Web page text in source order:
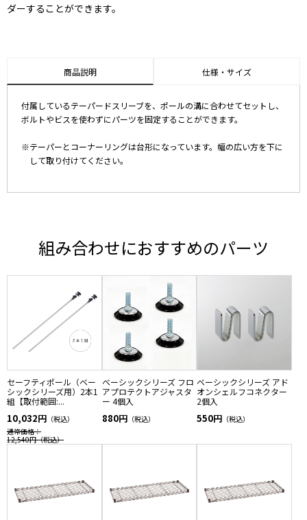
ダーすることができます。
商品説明 仕様・サイズ
付属しているテーパードスリーブを、ポールの溝に合わせてセットし、
ボルトやビスを使わずにパーツを固定することができます。
※テーパーとコーナーリングは台形になっています。幅の広い方を下に
して取り付けてください。
組み合わせにおすすめのパーツ
セーフティポール（ベー
シックシリーズ用）2本1
組【取付範囲:...
10,032円 （税込）
通常価格：
12,540円（税込）
ベーシックシリーズ フロ
アプロテクトアジャスタ
ー 4個入
880円（税込）
ベーシックシリーズ アド
オンシェルフコネクター
2個入
550円 （税込）